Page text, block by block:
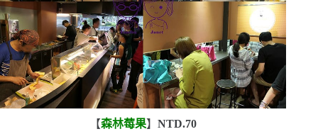
【森林莓果】NTD.70